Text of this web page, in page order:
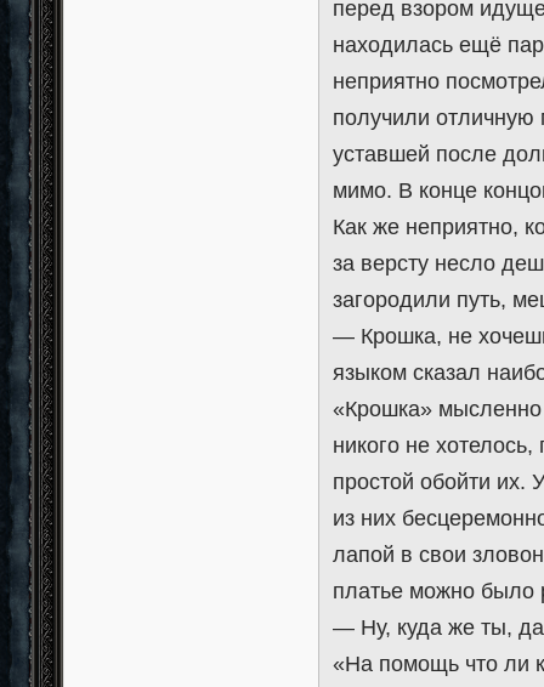
перед взором
находилась ещё
неприятно
получили
уставшей после
мимо. В конце
Как же неприятно,
за версту несло
загородили путь,
— Крошка, не
языком сказал
«Крошка» мысленно
никого не
простой обойти их.
из них
лапой в свои
платье можно было
— Ну, куда же ты,
«На помощь что ли